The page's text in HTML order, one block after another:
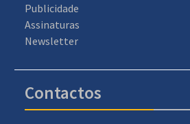
Publicidade
Assinaturas
Newsletter
Contactos